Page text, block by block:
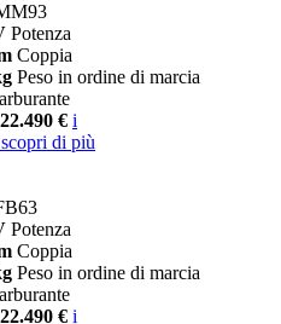
Potenza
Coppia
Peso in ordine di marcia
€ i
scopri di più
Potenza
Coppia
Peso in ordine di marcia
€ i